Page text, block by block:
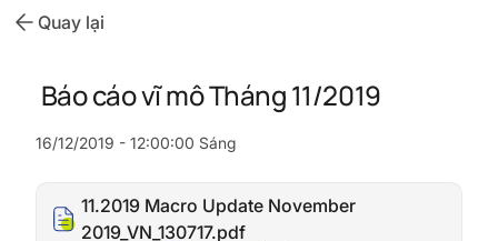
Quay lại
Báo cáo vĩ mô Tháng 11/2019
16/12/2019 - 12:00:00 Sáng
11.2019 Macro Update November
2019_VN_130717.pdf